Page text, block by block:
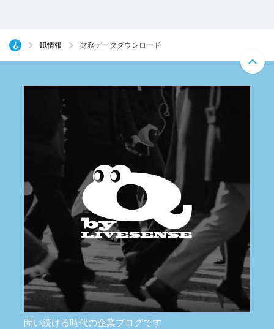
IR情報 財務データダウンロード
問い続ける時代の企業ブログです